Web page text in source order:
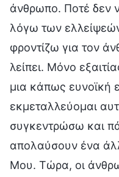
άνθρωπο. Ποτέ δεν
λόγω των
φροντίζω για τον
λείπει. Μόνο
μια κάπως ευνοϊκή
εκμεταλλεύομαι
συγκεντρώσω και
απολαύσουν ένα
Μου. Τώρα, οι